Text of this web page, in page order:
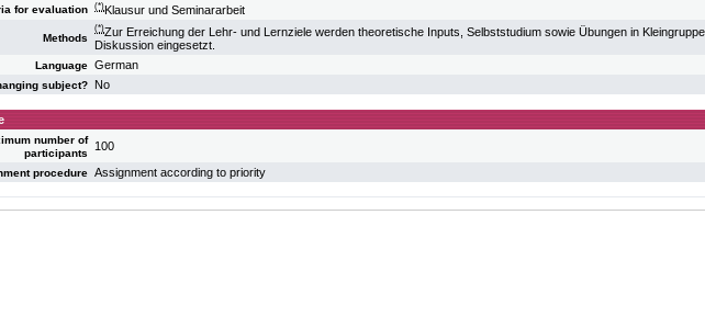
for evaluation (*)Klausur und Seminararbeit
Methods
(*)Zur Erreichung der Lehr- und Lernziele werden theoretische Inputs, Selbststudium sowie Übungen in
Diskussion eingesetzt.
Language German
subject? No
number of
participants
100
procedure Assignment according to priority